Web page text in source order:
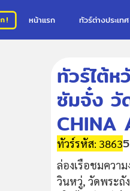
หน้าแรก ทัวร์ต่างประเทศ
ทัวร์ไต้
ซัมจั๋ง วั
CHINA
ทัวร์รหัส: 3863
ล่องเรือชมควา
วินหวู่, วัดพระถั